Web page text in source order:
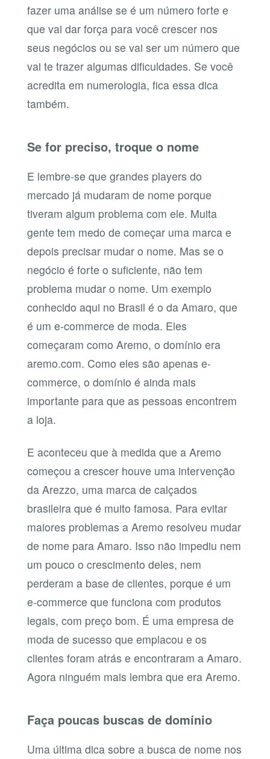
fazer uma análise se é um número forte e
que vai dar força para você crescer nos
seus negócios ou se vai ser um número que
vai te trazer algumas dificuldades. Se você
acredita em numerologia, fica essa dica
também.
Se for preciso, troque o nome
E lembre-se que grandes players do
mercado já mudaram de nome porque
tiveram algum problema com ele. Muita
gente tem medo de começar uma marca e
depois precisar mudar o nome. Mas se o
negócio é forte o suficiente, não tem
problema mudar o nome. Um exemplo
conhecido aqui no Brasil é o da Amaro, que
é um e-commerce de moda. Eles
começaram como Aremo, o domínio era
aremo.com. Como eles são apenas e-
commerce, o domínio é ainda mais
importante para que as pessoas encontrem
a loja.
E aconteceu que à medida que a Aremo
começou a crescer houve uma intervenção
da Arezzo, uma marca de calçados
brasileira que é muito famosa. Para evitar
maiores problemas a Aremo resolveu mudar
de nome para Amaro. Isso não impediu nem
um pouco o crescimento deles, nem
perderam a base de clientes, porque é um
e-commerce que funciona com produtos
legais, com preço bom. É uma empresa de
moda de sucesso que emplacou e os
clientes foram atrás e encontraram a Amaro.
Agora ninguém mais lembra que era Aremo.
Faça poucas buscas de domínio
Uma última dica sobre a busca de nome nos